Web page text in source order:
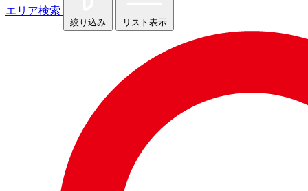
エリア検索
絞り込み リスト表示